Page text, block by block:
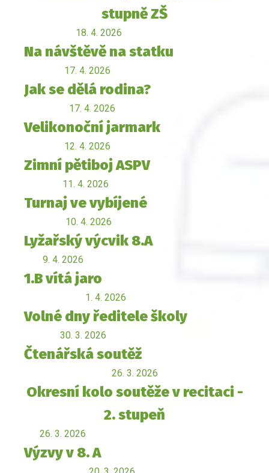
stupně ZŠ
18. 4. 2026
Na návštěvě na statku
17. 4. 2026
Jak se dělá rodina?
17. 4. 2026
Velikonoční jarmark
12. 4. 2026
Zimní pětiboj ASPV
11. 4. 2026
Turnaj ve vybíjené
10. 4. 2026
Lyžařský výcvik 8.A
9. 4. 2026
1.B vítá jaro
1. 4. 2026
Volné dny ředitele školy
30. 3. 2026
Čtenářská soutěž
26. 3. 2026
Okresní kolo soutěže v recitaci -
2. stupeň
26. 3. 2026
Výzvy v 8. A